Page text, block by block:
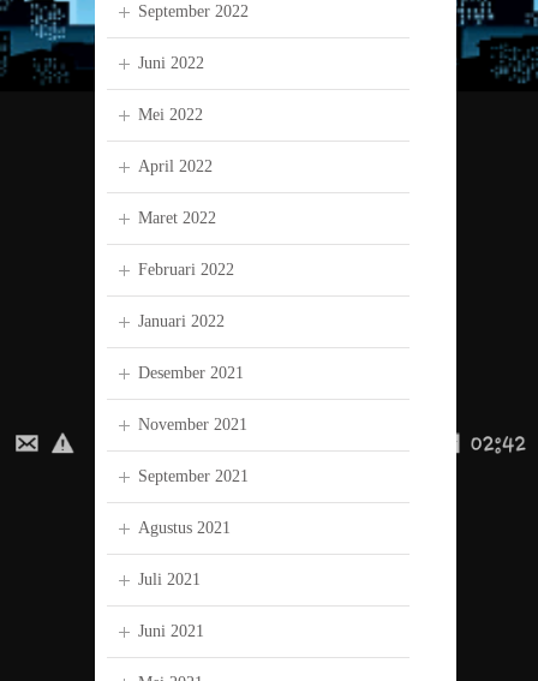
September 2022
Juni 2022
Mei 2022
April 2022
Maret 2022
Februari 2022
Januari 2022
Desember 2021
November 2021
September 2021
Agustus 2021
Juli 2021
Juni 2021